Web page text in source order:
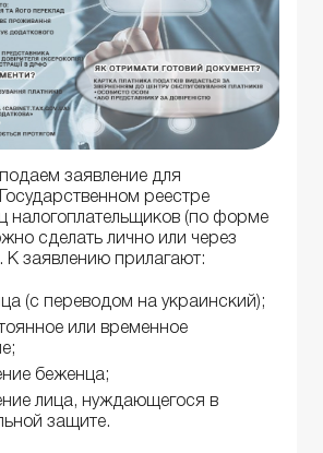
заявление для
реестре
налогоплательщиков (по форме
сделать лично или через
К заявлению прилагают:
(с переводом на украинский);
или временное
беженца;
лица, нуждающегося в
защите.